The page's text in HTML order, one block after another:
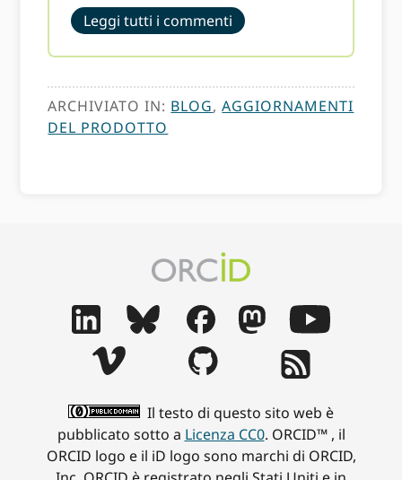
Leggi tutti i commenti
ARCHIVIATO IN: BLOG,AGGIORNAMENTI
DEL PRODOTTO
Il testo di questo sito web è
pubblicato sotto a Licenza CC0. ORCID™ , il
ORCID logo e il iD logo sono marchi di ORCID,